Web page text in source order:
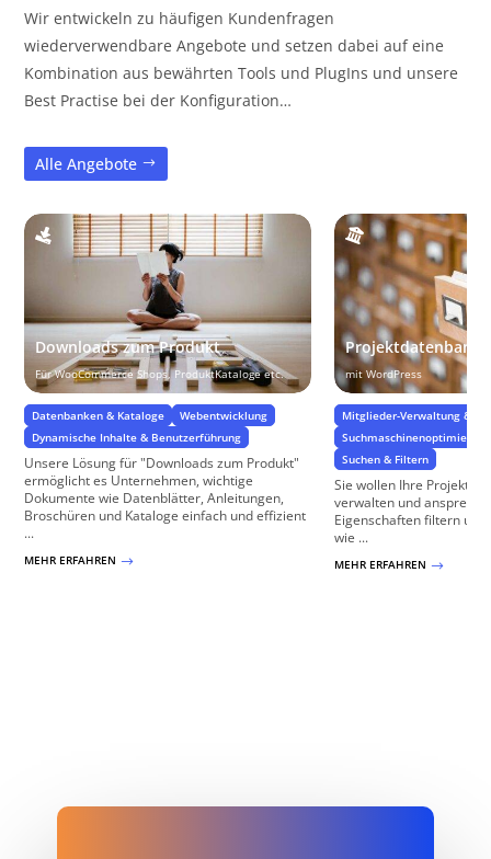
Wir entwickeln zu häufigen Kundenfragen
wiederverwendbare Angebote und setzen dabei auf eine
Kombination aus bewährten Tools und PlugIns und unsere
Best Practise bei der Konfiguration…
Alle Angebote
Downloads zum Produkt
Für WooCommerce Shops, ProduktKataloge etc.
Datenbanken & Kataloge
Webentwicklung
Dynamische Inhalte & Benutzerführung
Unsere Lösung für "Downloads zum Produkt"
ermöglicht es Unternehmen, wichtige
Dokumente wie Datenblätter, Anleitungen,
Broschüren und Kataloge einfach und effizient
...
MEHR ERFAHREN $
Projektdatenbank
mit WordPress
Mitglieder-Verwaltung &
Suchmaschinenoptimierung
Suchen & Filtern
Sie wollen Ihre Projekte
verwalten und
Eigenschaften filtern
wie ...
MEHR ERFAHREN $